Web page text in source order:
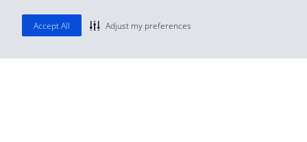
Accept All Adjust my preferences
Protection des renseignements personnels
Conditions d’utilisation
Plaintes